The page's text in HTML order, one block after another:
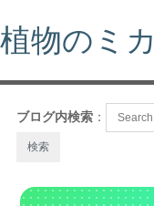
植物のミ
ブログ内検索 ：